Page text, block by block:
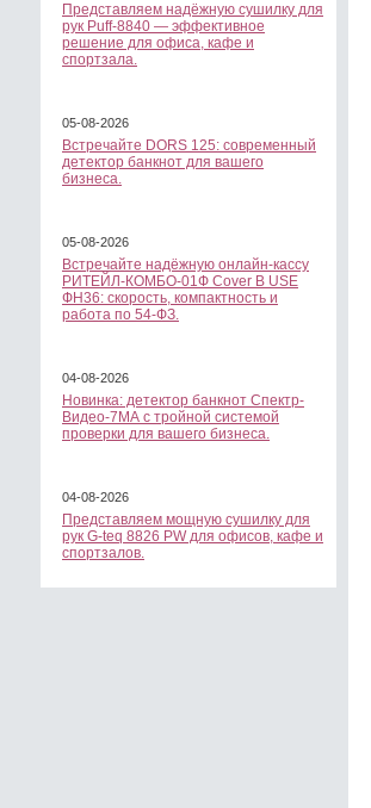
Представляем надёжную сушилку для
рук Puff-8840 — эффективное
решение для офиса, кафе и
спортзала.
05-08-2026
Встречайте DORS 125: современный
детектор банкнот для вашего
бизнеса.
05-08-2026
Встречайте надёжную онлайн-кассу
РИТЕЙЛ-КОМБО-01Ф Cover B USE
ФН36: скорость, компактность и
работа по 54-ФЗ.
04-08-2026
Новинка: детектор банкнот Спектр-
Видео-7МА с тройной системой
проверки для вашего бизнеса.
04-08-2026
Представляем мощную сушилку для
рук G-teq 8826 PW для офисов, кафе и
спортзалов.